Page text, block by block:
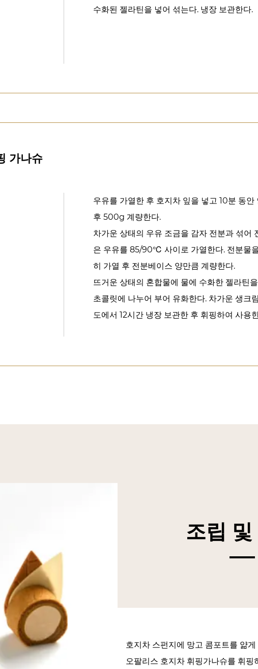
수화된 젤라틴을 넣어 섞는다. 냉장 보관한다.
가나슈
우유를 가열한 후 호지차 잎을 넣고 10분 동안
후 500g 계량한다.
차가운 상태의 우유 조금을 감자 전분과 섞어
은 우유를 85/90℃ 사이로 가열한다. 전분물
히 가열 후 전분베이스 양만큼 계량한다.
뜨거운 상태의 혼합물에 물에 수화한 젤라틴
초콜릿에 나누어 부어 유화한다. 차가운 생크
도에서 12시간 냉장 보관한 후 휘핑하여 사용
조립
호지차 스펀지에 망고 콤포트를 얆
오팔리스 호지차 휘핑가나슈를 휘